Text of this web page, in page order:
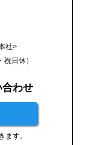
社>
日休）
合わせ
ます。